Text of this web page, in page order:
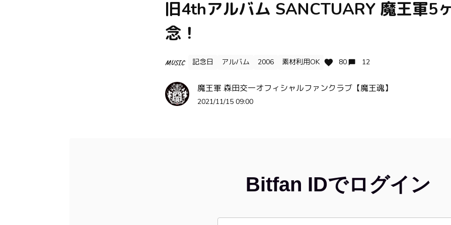
旧4thアルバム SANCTUARY 魔王軍5
念！
MUSIC 記念日 アルバム 2006 素材利用OK 80 12
魔王軍 森田交一オフィシャルファンクラブ【魔王魂】
2021/11/15 09:00
Bitfan IDでログイン